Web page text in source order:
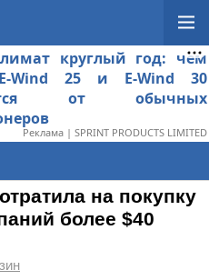
круглый год: чем
Wind 25 и E-Wind 30
от обычных
Реклама | SPRINT PRODUCTS LIMITED
на покупку
более $40